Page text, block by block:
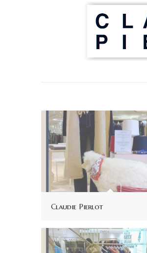
Claudie Pierlot